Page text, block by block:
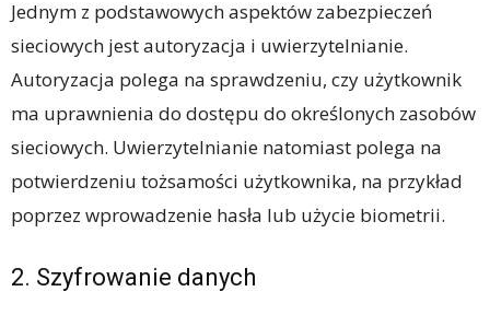
Jednym z podstawowych aspektów zabezpieczeń
sieciowych jest autoryzacja i uwierzytelnianie.
Autoryzacja polega na sprawdzeniu, czy użytkownik
ma uprawnienia do dostępu do określonych zasobów
sieciowych. Uwierzytelnianie natomiast polega na
potwierdzeniu tożsamości użytkownika, na przykład
poprzez wprowadzenie hasła lub użycie biometrii.
2. Szyfrowanie danych